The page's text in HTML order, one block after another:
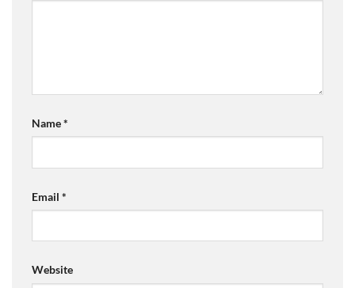
Name*
Email *
Website